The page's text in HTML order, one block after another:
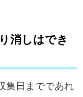
消しはでき
集日までであれ